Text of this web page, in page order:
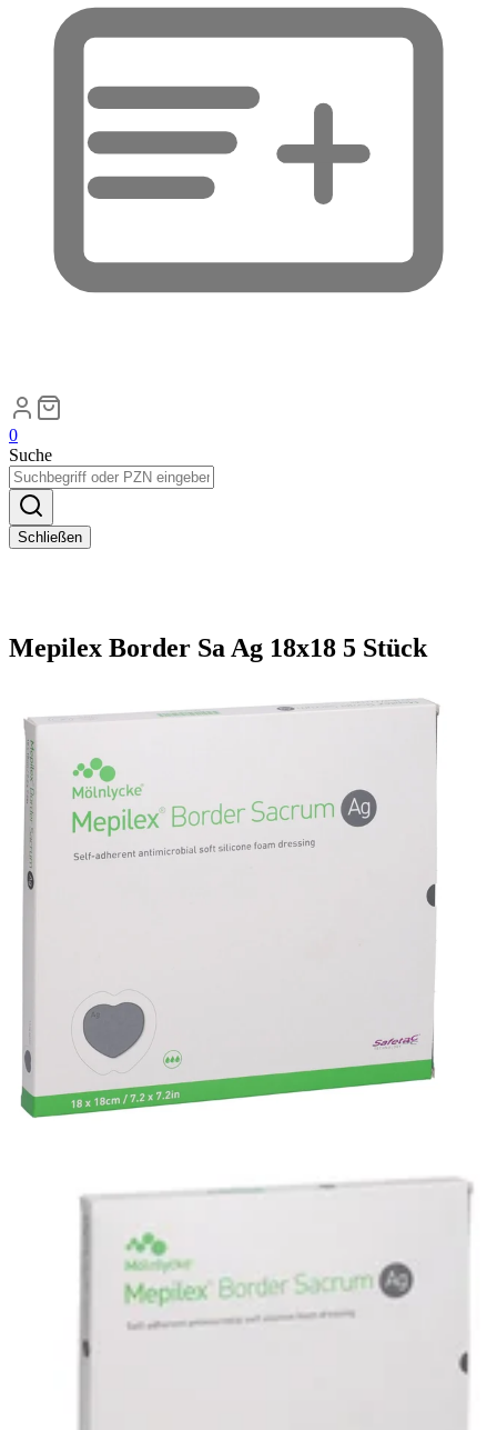
0
Suche
Schließen
Mepilex Border Sa Ag 18x18 5 Stück